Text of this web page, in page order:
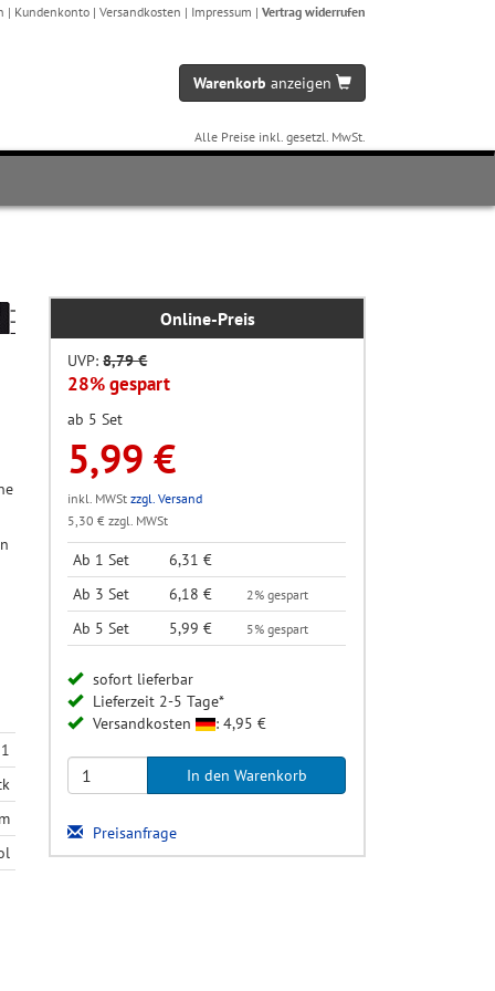
| Kundenkonto | Versandkosten | Impressum | Vertrag widerrufen
Warenkorb anzeigen
Alle Preise inkl. gesetzl. MwSt.
Online-Preis
UVP:8,79 €
28% gespart
ab 5 Set
5,99 €
inkl. MWStzzgl. Versand
5,30 € zzgl. MWSt
Ab 1 Set
6,31 €
Ab 3 Set
6,18 € 2% gespart
Ab 5 Set 5,99 € 5% gespart
sofort lieferbar
Lieferzeit 2-5 Tage*
Versandkosten
: 4,95 €
Preisanfrage